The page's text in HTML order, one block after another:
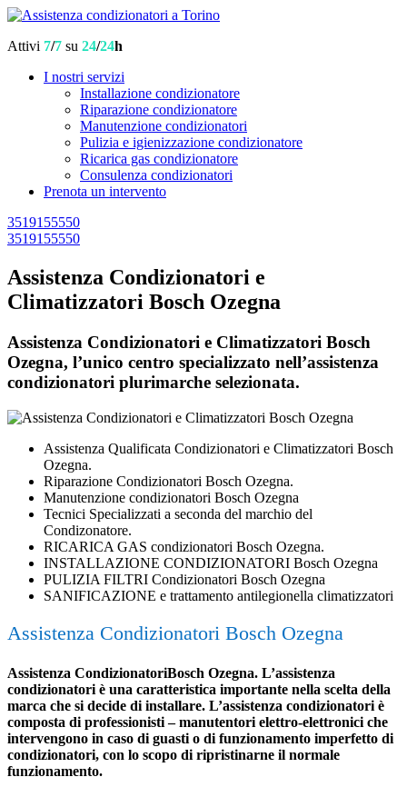
Attivi 7/7 su 24/24h
I nostri servizi
Installazione condizionatore
Riparazione condizionatore
Manutenzione condizionatori
Pulizia e igienizzazione condizionatore
Ricarica gas condizionatore
Consulenza condizionatori
Prenota un intervento
3519155550
3519155550
Assistenza Condizionatori e
Climatizzatori Bosch Ozegna
Assistenza Condizionatori e Climatizzatori Bosch
Ozegna, l’unico centro specializzato nell’assistenza
condizionatori plurimarche selezionata.
Assistenza Qualificata Condizionatori e Climatizzatori Bosch
Ozegna.
Riparazione Condizionatori Bosch Ozegna.
Manutenzione condizionatori Bosch Ozegna
Tecnici Specializzati a seconda del marchio del
Condizonatore.
RICARICA GAS condizionatori Bosch Ozegna.
INSTALLAZIONE CONDIZIONATORI Bosch Ozegna
PULIZIA FILTRI Condizionatori Bosch Ozegna
SANIFICAZIONE e trattamento antilegionella climatizzatori
Assistenza Condizionatori Bosch Ozegna
Assistenza CondizionatoriBosch Ozegna. L’assistenza
condizionatori è una caratteristica importante nella scelta della
marca che si decide di installare. L’assistenza condizionatori è
composta di professionisti – manutentori elettro-elettronici che
intervengono in caso di guasti o di funzionamento imperfetto di
condizionatori, con lo scopo di ripristinarne il normale
funzionamento.